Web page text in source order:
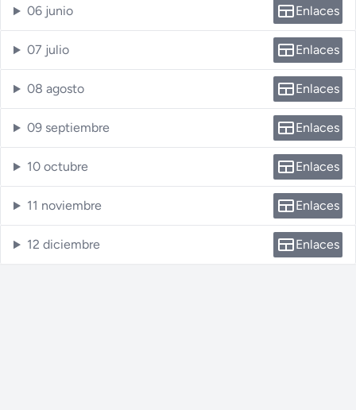
06 junio Enlaces
07 julio Enlaces
08 agosto Enlaces
09 septiembre Enlaces
10 octubre Enlaces
11 noviembre Enlaces
12 diciembre Enlaces